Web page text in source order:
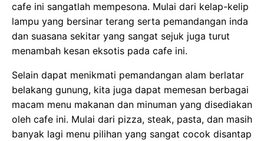
cafe ini sangatlah mempesona. Mulai dari kelap-kelip
lampu yang bersinar terang serta pemandangan inda
dan suasana sekitar yang sangat sejuk juga turut
menambah kesan eksotis pada cafe ini.
Selain dapat menikmati pemandangan alam berlatar
belakang gunung, kita juga dapat memesan berbagai
macam menu makanan dan minuman yang disediakan
oleh cafe ini. Mulai dari pizza, steak, pasta, dan masih
banyak lagi menu pilihan yang sangat cocok disantap